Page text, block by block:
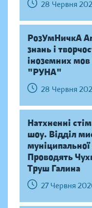
28 Червня
РозУмНичкА
знань і
іноземних мов
"РУНА"
28 Червня
Натхненні
шоу. Відділ
муніципальної
Проводять
Труш Галина
27 Червня